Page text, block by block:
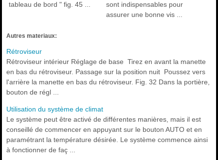
tableau de bord " fig. 45 ...
sont indispensables pour
assurer une bonne vis ...
Autres materiaux:
Rétroviseur
Rétroviseur intérieur Réglage de base Tirez en avant la manette
en bas du rétroviseur. Passage sur la position nuit Poussez vers
l'arrière la manette en bas du rétroviseur. Fig. 32 Dans la portière,
bouton de régl ...
Utilisation du système de climat
Le système peut être activé de différentes manières, mais il est
conseillé de commencer en appuyant sur le bouton AUTO et en
paramétrant la température désirée. Le système commence ainsi
à fonctionner de faç ...